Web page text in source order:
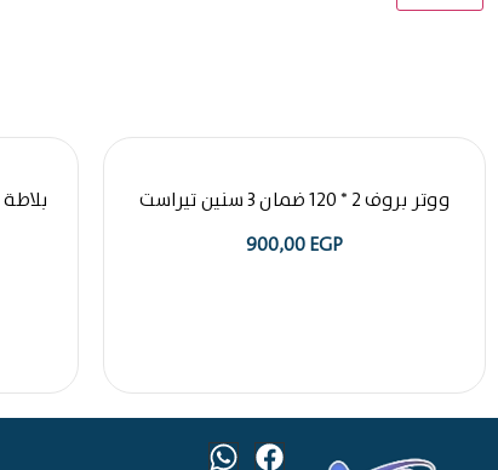
ووتر بروف 2 * 120 ضمان 3 سنين تيراست
900,00EGP